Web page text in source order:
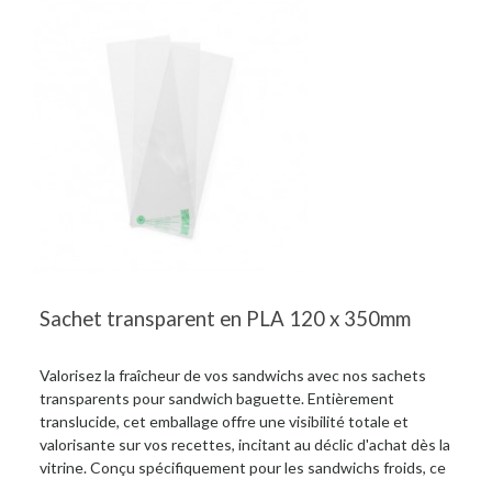
Sachet transparent en PLA 120 x 350mm
Valorisez la fraîcheur de vos sandwichs avec nos sachets
transparents pour sandwich baguette. Entièrement
translucide, cet emballage offre une visibilité totale et
valorisante sur vos recettes, incitant au déclic d'achat dès la
vitrine. Conçu spécifiquement pour les sandwichs froids, ce